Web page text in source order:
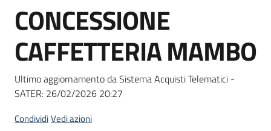
Bandi
strumenti
acquisto
Salta al contenuto
CONCESSIONE
CAFFETTERIA MAMBO
Ultimo aggiornamento da Sistema Acquisti Telematici -
SATER: 26/02/2026 20:27
CondividiVedi azioni